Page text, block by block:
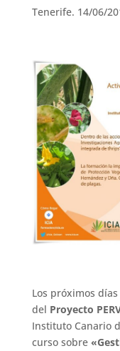
Tenerife. 14/06/
Los próximos
del Proyecto
Instituto Canario
curso sobre